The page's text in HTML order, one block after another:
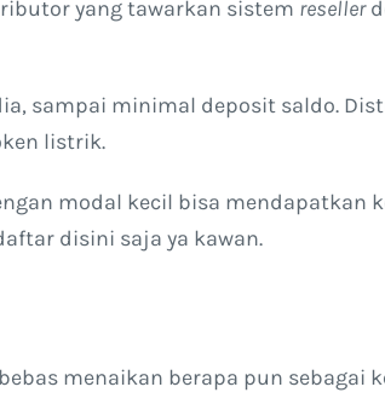
yang tawarkan sistem reseller
sampai minimal deposit saldo.
listrik.
modal kecil bisa mendapatkan
disini saja ya kawan.
menaikan berapa pun sebagai